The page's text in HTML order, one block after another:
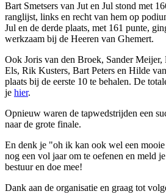
Bart Smetsers van Jut en Jul stond met
ranglijst, links en recht van hem op
Jul en de derde plaats, met 161 punte,
werkzaam bij de Heeren van Ghemert.
Ook Joris van den Broek, Sander
Els, Rik Kusters, Bart Peters en Hilde
plaats bij de eerste 10 te behalen. De
je hier.
Opnieuw waren de tapwedstrijden een
naar de grote finale.
En denk je "oh ik kan ook wel een
nog een vol jaar om te oefenen en meld
bestuur en doe mee!
Dank aan de organisatie en graag tot